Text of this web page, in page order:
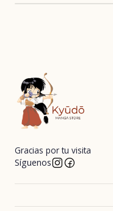
Gracias por tu visita
Síguenos